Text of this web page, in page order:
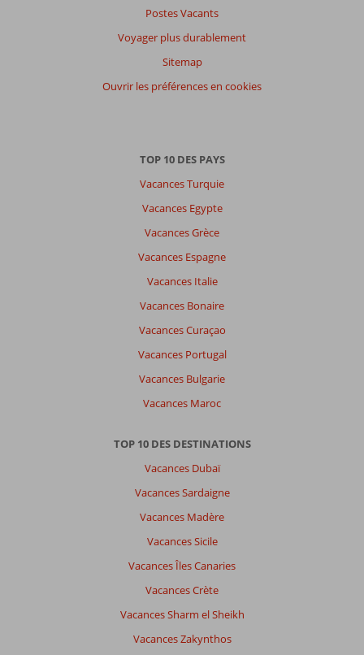
Postes Vacants
Voyager plus durablement
Sitemap
Ouvrir les préférences en cookies
TOP 10 DES PAYS
Vacances Turquie
Vacances Egypte
Vacances Grèce
Vacances Espagne
Vacances Italie
Vacances Bonaire
Vacances Curaçao
Vacances Portugal
Vacances Bulgarie
Vacances Maroc
TOP 10 DES DESTINATIONS
Vacances Dubaï
Vacances Sardaigne
Vacances Madère
Vacances Sicile
Vacances Îles Canaries
Vacances Crète
Vacances Sharm el Sheikh
Vacances Zakynthos